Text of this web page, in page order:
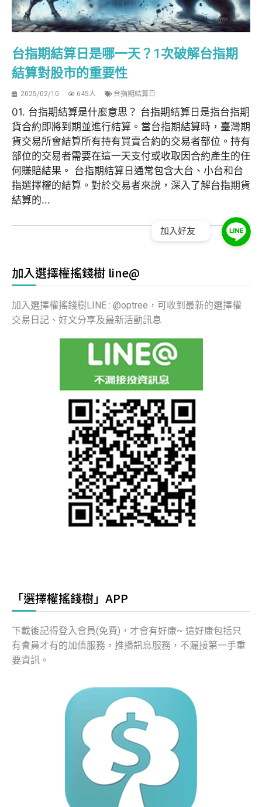
台指期結算日是哪一天？1次破解台指期
結算對股市的重要性
2025/02/10 645人 台指期結算日
01. 台指期結算是什麼意思？ 台指期結算日是指台指期
貨合約即將到期並進行結算。當台指期結算時，臺灣期
貨交易所會結算所有持有買賣合約的交易者部位。持有
部位的交易者需要在這一天支付或收取因合約產生的任
何賺賠結果。 台指期結算日通常包含大台、小台和台
指選擇權的結算。對於交易者來說，深入了解台指期貨
結算的...
加入選擇權搖錢樹 line@
加入選擇權搖錢樹LINE : @optree，可收到最新的選擇權
交易日記、好文分享及最新活動訊息
「選擇權搖錢樹」APP
下載後記得登入會員(免費)，才會有好康~ 這好康包括只
有會員才有的加值服務，推播訊息服務，不漏接第一手重
要資訊。
加入好友